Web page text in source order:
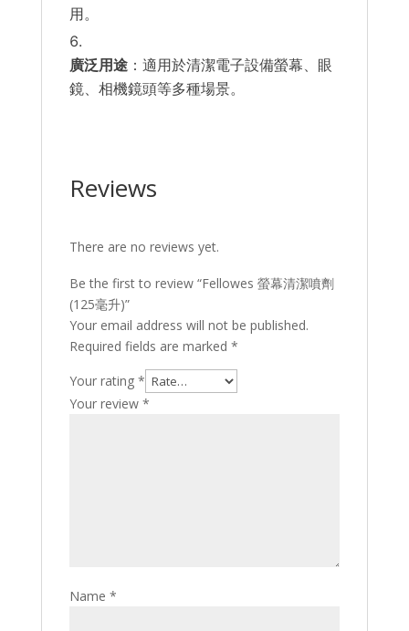
用。
廣泛用途：適用於清潔電子設備螢幕、眼
鏡、相機鏡頭等多種場景。
Reviews
There are no reviews yet.
Be the first to review “Fellowes 螢幕清潔噴劑
(125毫升)”
Your email address will not be published.
Required fields are marked *
Your rating *
Your review *
Name *